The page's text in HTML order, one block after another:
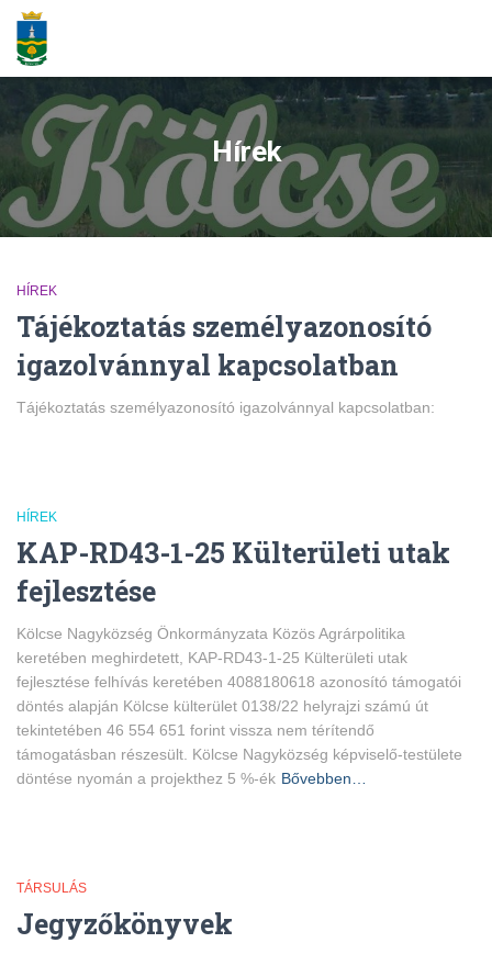
Hírek
HÍREK
Tájékoztatás személyazonosító
igazolvánnyal kapcsolatban
Tájékoztatás személyazonosító igazolvánnyal kapcsolatban:
HÍREK
KAP-RD43-1-25 Külterületi utak
fejlesztése
Kölcse Nagyközség Önkormányzata Közös Agrárpolitika
keretében meghirdetett, KAP-RD43-1-25 Külterületi utak
fejlesztése felhívás keretében 4088180618 azonosító támogatói
döntés alapján Kölcse külterület 0138/22 helyrajzi számú út
tekintetében 46 554 651 forint vissza nem térítendő
támogatásban részesült. Kölcse Nagyközség képviselő-testülete
döntése nyomán a projekthez 5 %-ék Bővebben…
TÁRSULÁS
Jegyzőkönyvek